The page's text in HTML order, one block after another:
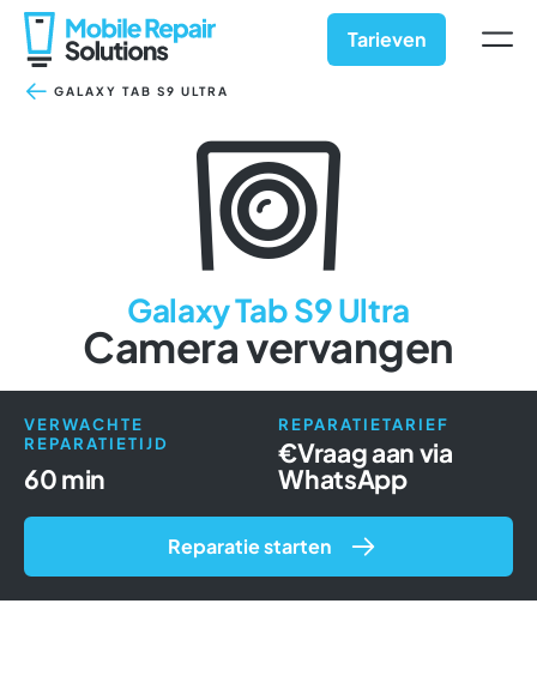
naar
inhoud
Tarieven
GALAXY TAB S9 ULTRA
Galaxy Tab S9 Ultra
Camera vervangen
REPARATIETARIEF
€Vraag aan via
WhatsApp
VERWACHTE
REPARATIETIJD
60 min
Reparatie starten